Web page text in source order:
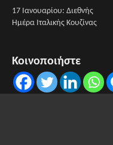
17 Ιανουαρίου: Διεθνής
Ημέρα Ιταλικής Κουζίνας
Κοινοποιήστε